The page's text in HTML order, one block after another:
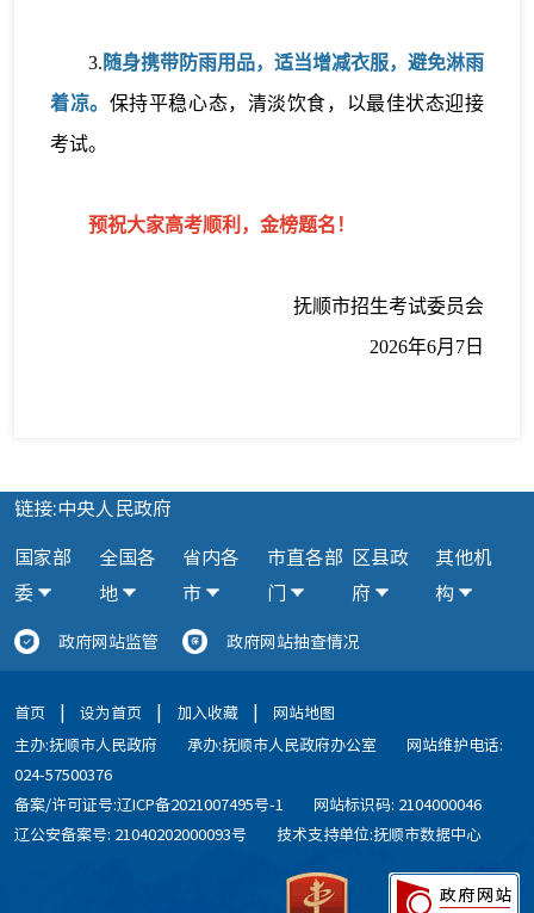
3. 随身携带防雨用品，适当增减衣服，避免淋雨
着凉。 保持平稳心态，清淡饮食，以最佳状态迎接
考试。
预祝大家高考顺利，金榜题名！
抚顺市招生考试委员会
2026年6月7日
链接:中央人民政府
国家部
委
全国各
地
省内各
市
市直各部
门
区县政
府
其他机
构
政府网站监管 政府网站抽查情况
首页 | 设为首页 | 加入收藏 |
网站地图
主办:抚顺市人民政府
承办:抚顺市人民政府办公室
网站维护电话:
024-57500376
备案/许可证号:辽ICP备2021007495号-1
网站标识码: 2104000046
辽公安备案号: 21040202000093号
技术支持单位:抚顺市数据中心